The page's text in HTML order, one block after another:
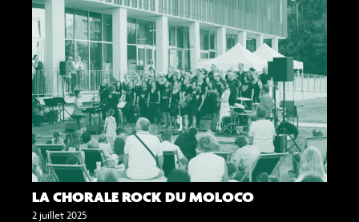
LA CHORALE ROCK DU MOLOCO
2 juillet 2025